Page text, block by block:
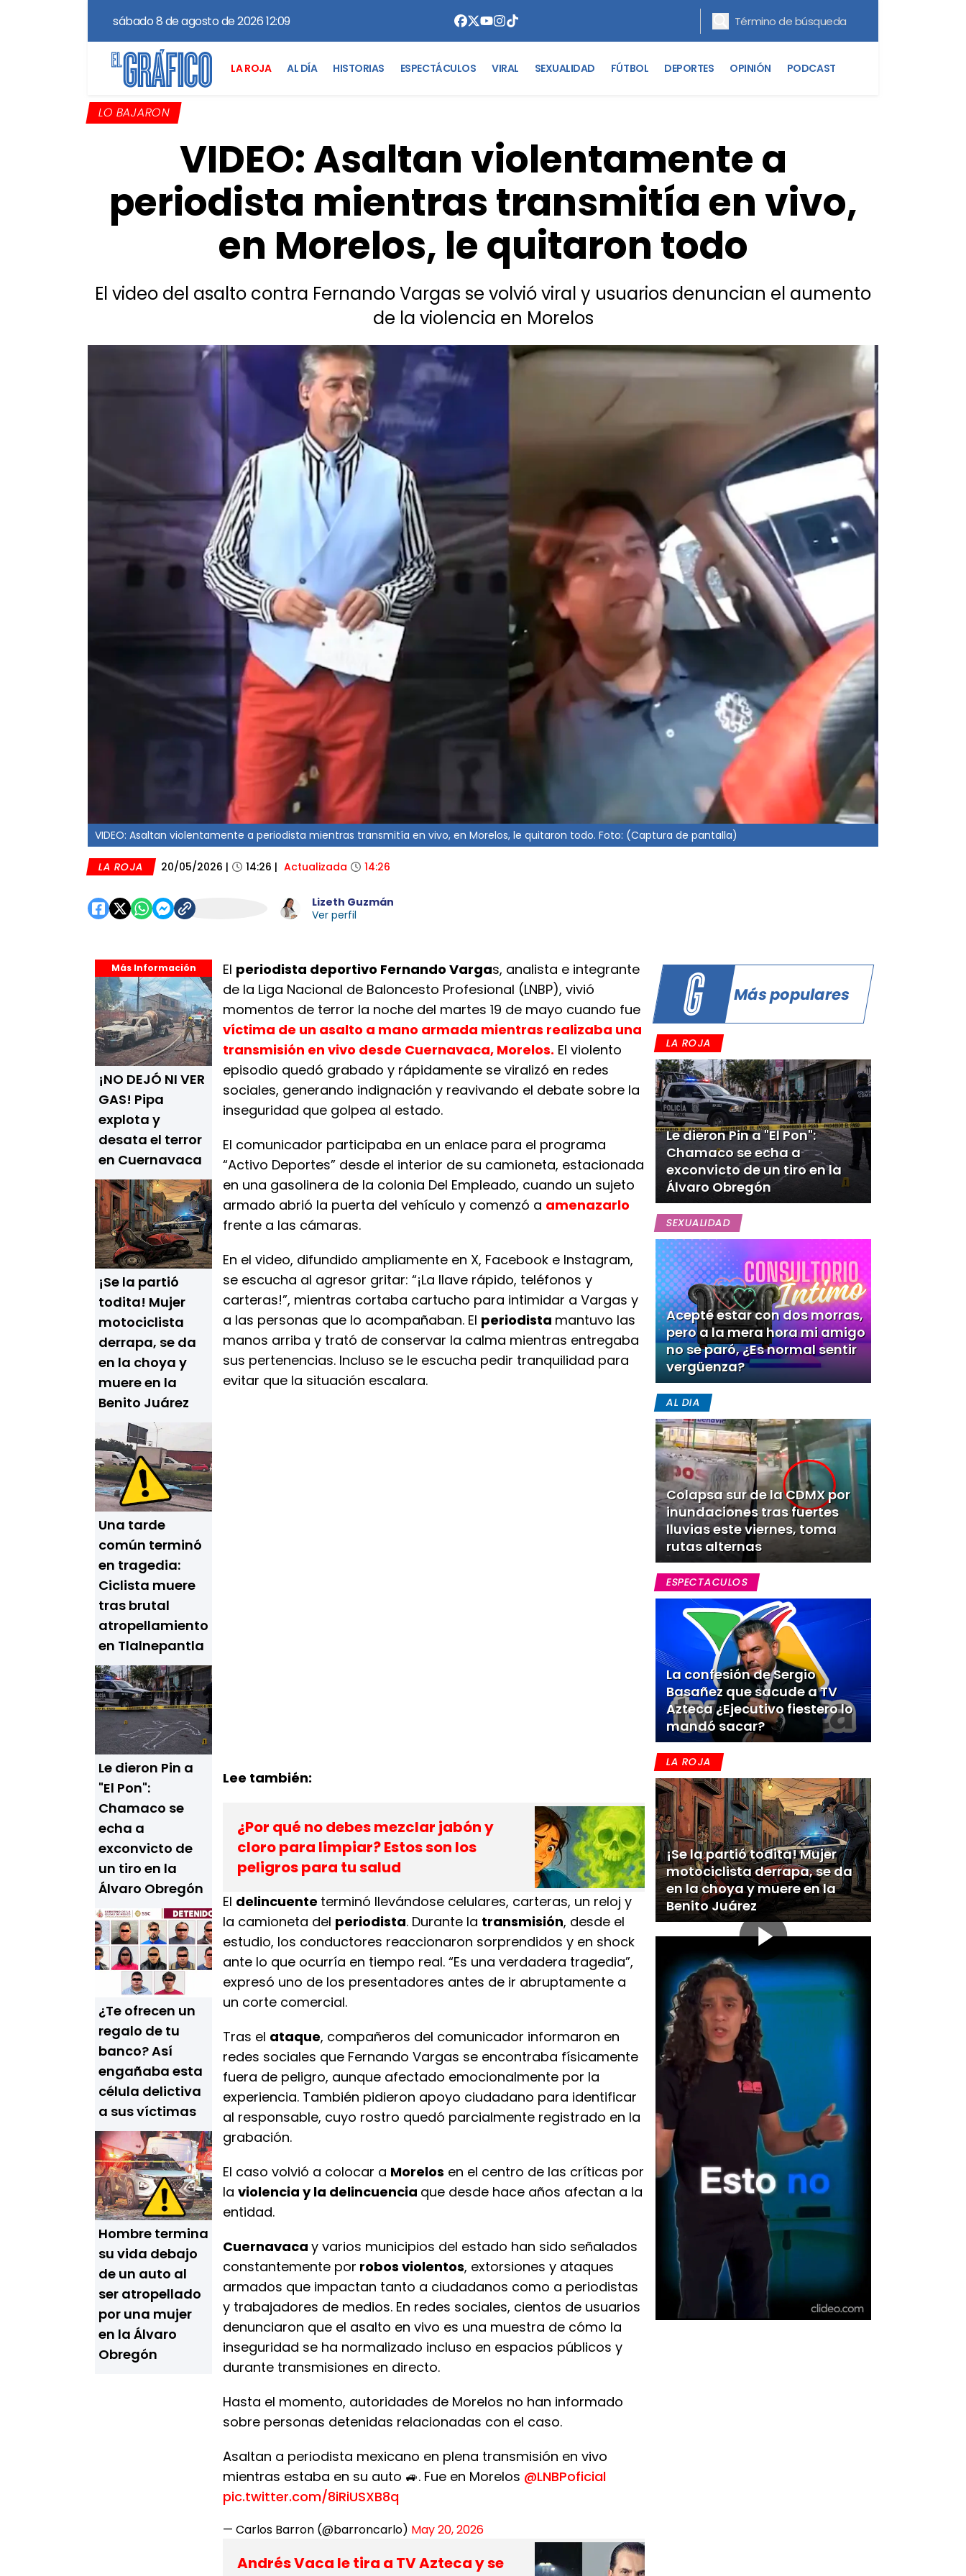
sábado 8 de agosto de 2026 12:09
LA ROJA AL DÍA HISTORIAS ESPECTÁCULOS VIRAL SEXUALIDAD FÚTBOL DEPORTES OPINIÓN PODCAST
LO BAJARON
VIDEO: Asaltan violentamente a
periodista mientras transmitía en vivo,
en Morelos, le quitaron todo
El video del asalto contra Fernando Vargas se volvió viral y usuarios denuncian el aumento
de la violencia en Morelos
VIDEO: Asaltan violentamente a periodista mientras transmitía en vivo, en Morelos, le quitaron todo. Foto: (Captura de pantalla)
LA ROJA 20/05/2026 | 14:26 | Actualizada 14:26
Lizeth Guzmán
Ver perfil
Más Información
¡NO DEJÓ NI VER
GAS! Pipa
explota y
desata el terror
en Cuernavaca
¡Se la partió
todita! Mujer
motociclista
derrapa, se da
en la choya y
muere en la
Benito Juárez
Una tarde
común terminó
en tragedia:
Ciclista muere
tras brutal
atropellamiento
en Tlalnepantla
Le dieron Pin a
"El Pon":
Chamaco se
echa a
exconvicto de
un tiro en la
Álvaro Obregón
¿Te ofrecen un
regalo de tu
banco? Así
engañaba esta
célula delictiva
a sus víctimas
Hombre termina
su vida debajo
de un auto al
ser atropellado
por una mujer
en la Álvaro
Obregón
El periodista deportivo Fernando Vargas, analista e integrante
de la Liga Nacional de Baloncesto Profesional (LNBP), vivió
momentos de terror la noche del martes 19 de mayo cuando fue
víctima de un asalto a mano armada mientras realizaba una
transmisión en vivo desde Cuernavaca, Morelos. El violento
episodio quedó grabado y rápidamente se viralizó en redes
sociales, generando indignación y reavivando el debate sobre la
inseguridad que golpea al estado.
El comunicador participaba en un enlace para el programa
“Activo Deportes” desde el interior de su camioneta, estacionada
en una gasolinera de la colonia Del Empleado, cuando un sujeto
armado abrió la puerta del vehículo y comenzó a amenazarlo
frente a las cámaras.
En el video, difundido ampliamente en X, Facebook e Instagram,
se escucha al agresor gritar: “¡La llave rápido, teléfonos y
carteras!”, mientras cortaba cartucho para intimidar a Vargas y
a las personas que lo acompañaban. El periodista mantuvo las
manos arriba y trató de conservar la calma mientras entregaba
sus pertenencias. Incluso se le escucha pedir tranquilidad para
evitar que la situación escalara.
Lee también:
¿Por qué no debes mezclar jabón y
cloro para limpiar? Estos son los
peligros para tu salud
El delincuente terminó llevándose celulares, carteras, un reloj y
la camioneta del periodista. Durante la transmisión, desde el
estudio, los conductores reaccionaron sorprendidos y en shock
ante lo que ocurría en tiempo real. “Es una verdadera tragedia”,
expresó uno de los presentadores antes de ir abruptamente a
un corte comercial.
Tras el ataque, compañeros del comunicador informaron en
redes sociales que Fernando Vargas se encontraba físicamente
fuera de peligro, aunque afectado emocionalmente por la
experiencia. También pidieron apoyo ciudadano para identificar
al responsable, cuyo rostro quedó parcialmente registrado en la
grabación.
El caso volvió a colocar a Morelos en el centro de las críticas por
la violencia y la delincuencia que desde hace años afectan a la
entidad.
Cuernavaca y varios municipios del estado han sido señalados
constantemente por robos violentos, extorsiones y ataques
armados que impactan tanto a ciudadanos como a periodistas
y trabajadores de medios. En redes sociales, cientos de usuarios
denunciaron que el asalto en vivo es una muestra de cómo la
inseguridad se ha normalizado incluso en espacios públicos y
durante transmisiones en directo.
Hasta el momento, autoridades de Morelos no han informado
sobre personas detenidas relacionadas con el caso.
Asaltan a periodista mexicano en plena transmisión en vivo
mientras estaba en su auto 🚙. Fue en Morelos @LNBPoficial
pic.twitter.com/8iRiUSXB8q
— Carlos Barron (@barroncarlo) May 20, 2026
Andrés Vaca le tira a TV Azteca y se
Más populares
LA ROJA
Le dieron Pin a "El Pon":
Chamaco se echa a
exconvicto de un tiro en la
Álvaro Obregón
SEXUALIDAD
Acepté estar con dos morras,
pero a la mera hora mi amigo
no se paró, ¿Es normal sentir
vergüenza?
AL DIA
Colapsa sur de la CDMX por
inundaciones tras fuertes
lluvias este viernes, toma
rutas alternas
ESPECTACULOS
La confesión de Sergio
Basañez que sacude a TV
Azteca ¿Ejecutivo fiestero lo
mandó sacar?
LA ROJA
¡Se la partió todita! Mujer
motociclista derrapa, se da
en la choya y muere en la
Benito Juárez